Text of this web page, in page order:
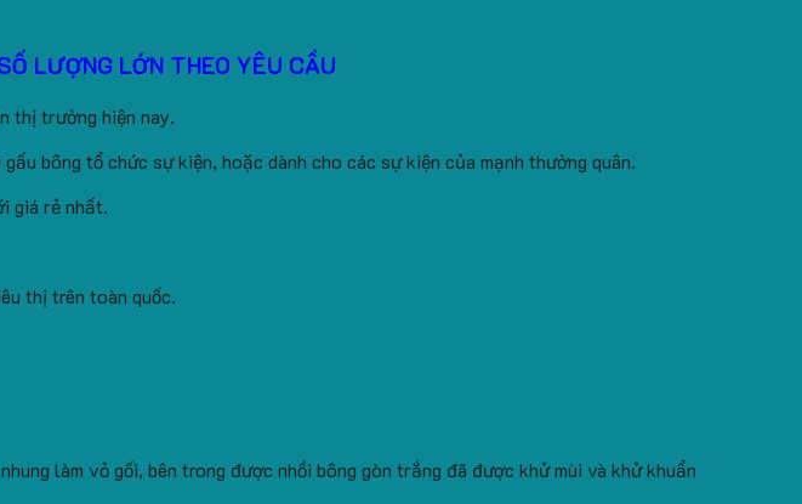
LƯỢNG LỚN THEO YÊU CẦU
thị trường hiện nay.
bông tổ chức sự kiện, hoặc dành cho các sự kiện của mạnh thường quân.
giá rẻ nhất.
thị trên toàn quốc.
làm vỏ gối, bên trong được nhồi bông gòn trắng đã được khử mùi và khử khuẩn